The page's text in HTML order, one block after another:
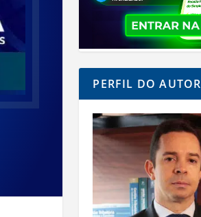
PERFIL DO AUTOR